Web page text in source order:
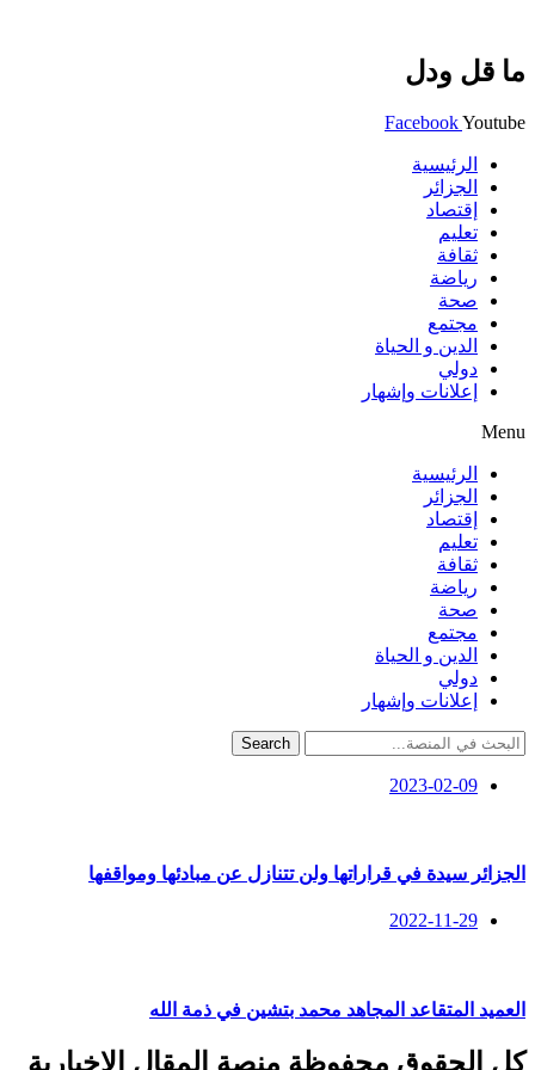
ما قل ودل
FacebookYoutube
الرئيسية
الجزائر
إقتصاد
تعليم
ثقافة
رياضة
صحة
مجتمع
الدين و الحياة
دولي
إعلانات وإشهار
Menu
الرئيسية
الجزائر
إقتصاد
تعليم
ثقافة
رياضة
صحة
مجتمع
الدين و الحياة
دولي
إعلانات وإشهار
Search
2023-02-09
الجزائر سيدة في قراراتها ولن تتنازل عن مبادئها ومواقفها
2022-11-29
العميد المتقاعد المجاهد محمد بتشين في ذمة الله
كل الحقوق محفوظة منصة المقال الإخبارية